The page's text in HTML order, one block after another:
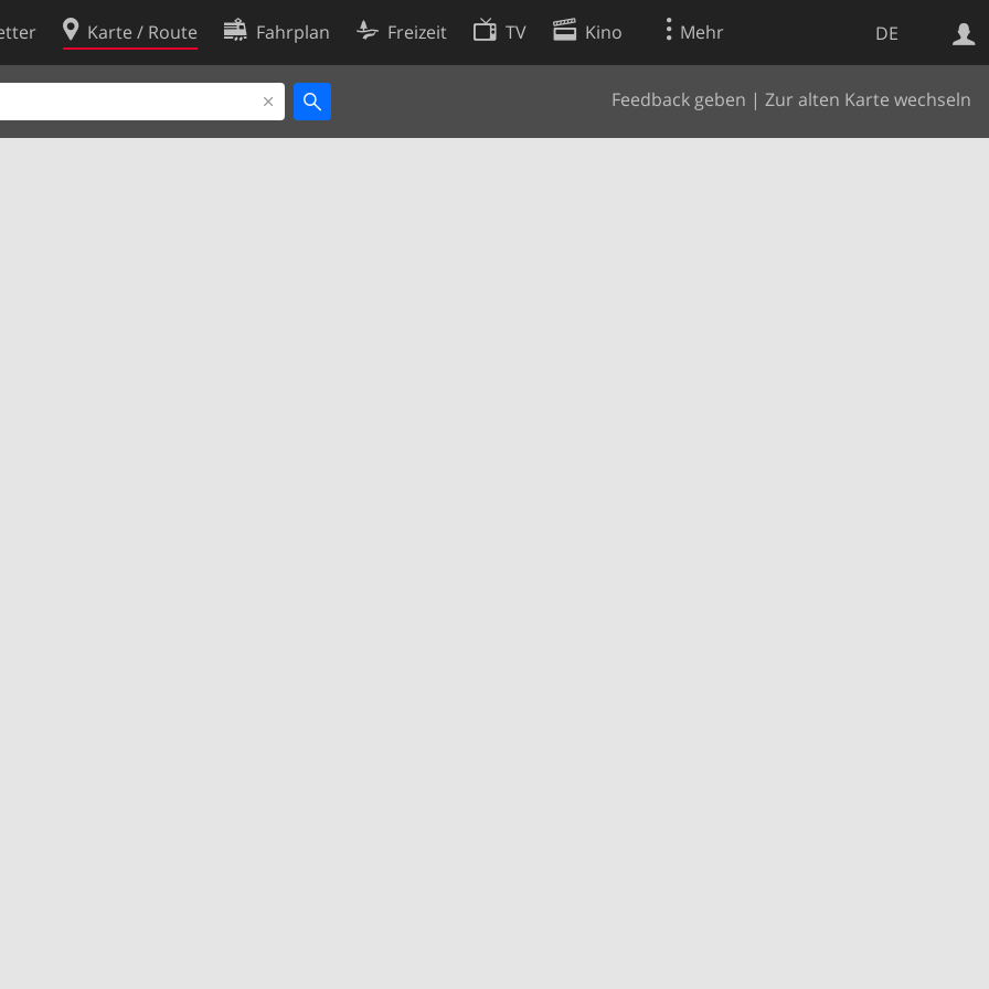
DE
Karte / Route Fahrplan Freizeit TV Kino Mehr
Feedback geben | Zur alten Karte wechseln
Websuche
Cookie-Richtlinie
Cookie-Einstellungen